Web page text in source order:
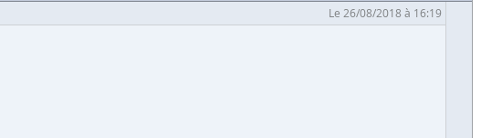
Le 26/08/2018 à 16:19